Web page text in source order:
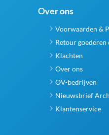
Over ons
Voorwaarden &
Retour goederen
Klachten
Over ons
OV-bedrijven
Nieuwsbrief
Klantenservice